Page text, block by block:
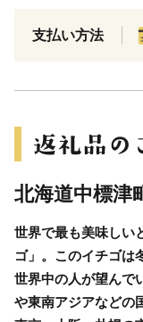
支払い方法
北海道中標津
世界で最も美味しい
ゴ」。このイチゴは
世界中の人が望んで
や東南アジアなどの